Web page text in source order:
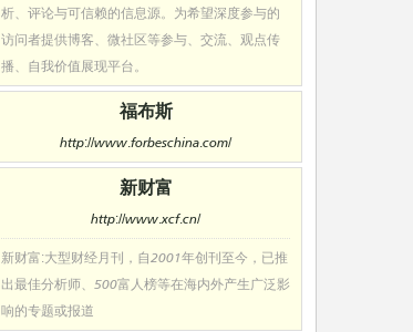
析、评论与可信赖的信息源。为希望深度参与的
访问者提供博客、微社区等参与、交流、观点传
播、自我价值展现平台。
福布斯
http://www.forbeschina.com/
新财富
http://www.xcf.cn/
新财富:大型财经月刊，自2001年创刊至今，已推
出最佳分析师、500富人榜等在海内外产生广泛影
响的专题或报道